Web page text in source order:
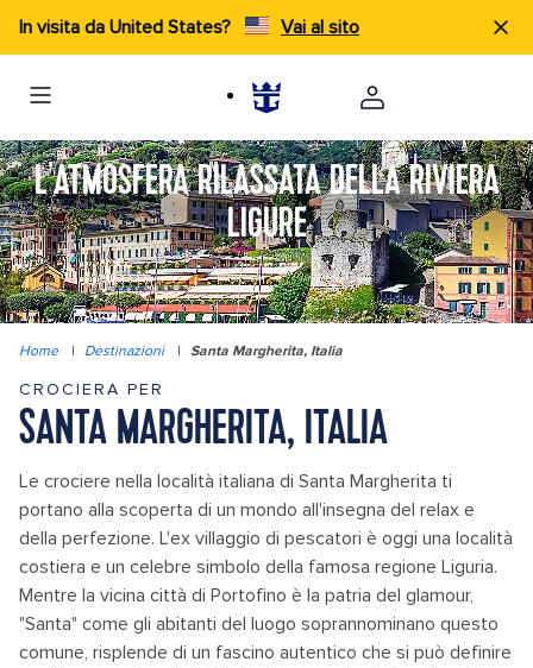
In visita da United States? Vai al sito
L'ATMOSFERA RILASSATA DELLA RIVIERA
LIGURE
Home | Destinazioni | Santa Margherita, Italia
CROCIERA PER
SANTA MARGHERITA, ITALIA
Le crociere nella località italiana di Santa Margherita ti
portano alla scoperta di un mondo all'insegna del relax e
della perfezione. L'ex villaggio di pescatori è oggi una località
costiera e un celebre simbolo della famosa regione Liguria.
Mentre la vicina città di Portofino è la patria del glamour,
"Santa" come gli abitanti del luogo soprannominano questo
comune, risplende di un fascino autentico che si può definire